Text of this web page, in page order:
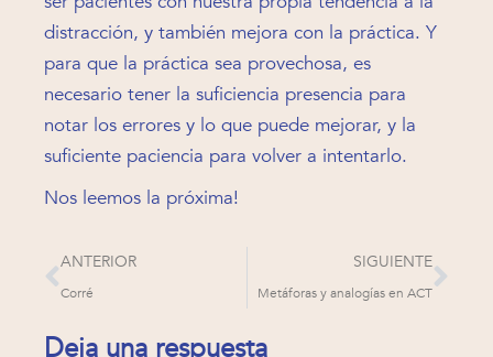
distracción, y también mejora con la práctica. Y
para que la práctica sea provechosa, es
necesario tener la suficiencia presencia para
notar los errores y lo que puede mejorar, y la
suficiente paciencia para volver a intentarlo.
Nos leemos la próxima!
ANTERIOR
Corré
SIGUIENTE
Metáforas y analogías en ACT
Deja una respuesta